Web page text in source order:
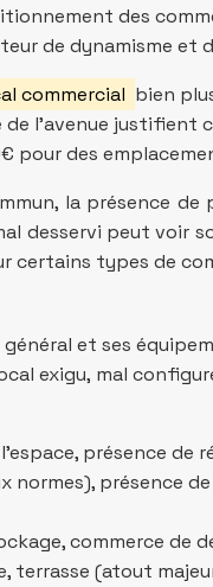
des
de dynamisme et
commercial bien
l’avenue justifient
pour des
la présence
desservi peut voir
certains types de
et ses
exigu, mal
présence de
présence
commerce de
terrasse (atout